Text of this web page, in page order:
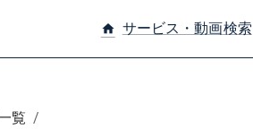
home サービス・動画検索
覧 /